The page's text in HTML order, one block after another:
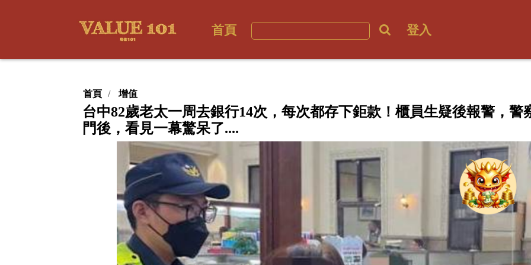
首頁 登入
首頁 增值
台中82歲老太一周去銀行14次，每次都存下鉅款！櫃員生疑後報警，警
門後，看見一幕驚呆了....